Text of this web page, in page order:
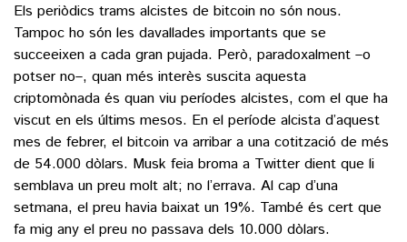
Els periòdics trams alcistes de bitcoin no són nous.
Tampoc ho són les davallades importants que se
succeeixen a cada gran pujada. Però, paradoxalment –o
potser no–, quan més interès suscita aquesta
criptomònada és quan viu períodes alcistes, com el que ha
viscut en els últims mesos. En el període alcista d’aquest
mes de febrer, el bitcoin va arribar a una cotització de més
de 54.000 dòlars. Musk feia broma a Twitter dient que li
semblava un preu molt alt; no l’errava. Al cap d’una
setmana, el preu havia baixat un 19%. També és cert que
fa mig any el preu no passava dels 10.000 dòlars.